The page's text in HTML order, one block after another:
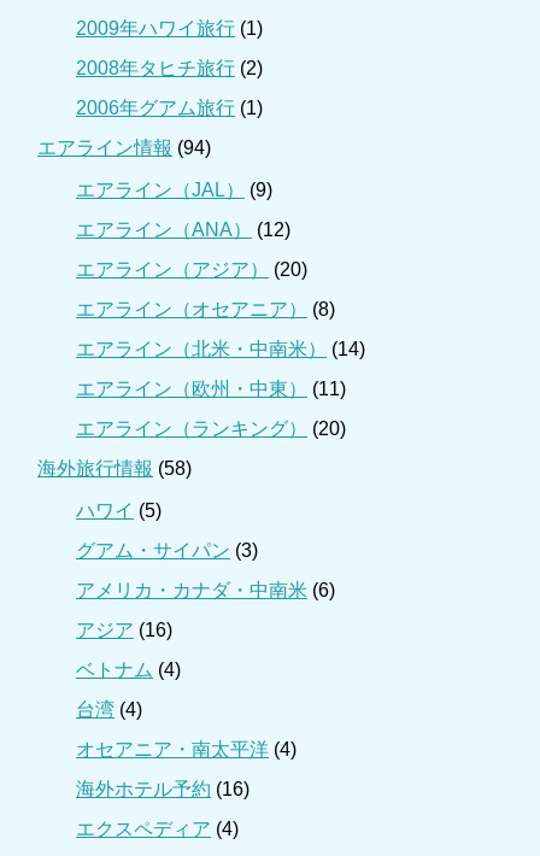
2009年ハワイ旅行 (1)
2008年タヒチ旅行 (2)
2006年グアム旅行 (1)
エアライン情報 (94)
エアライン（JAL）
(9)
エアライン（ANA）
(12)
エアライン（アジア）
(20)
エアライン（オセアニア）
(8)
エアライン（北米・中南米）
(14)
エアライン（欧州・中東）
(11)
エアライン（ランキング）
(20)
海外旅行情報 (58)
ハワイ (5)
グアム・サイパン (3)
アメリカ・カナダ・中南米 (6)
アジア (16)
ベトナム (4)
台湾 (4)
オセアニア・南太平洋 (4)
海外ホテル予約 (16)
エクスペディア (4)